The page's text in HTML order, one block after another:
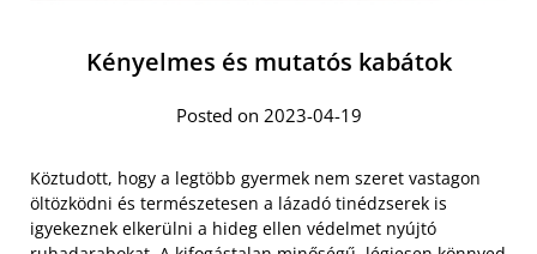
Kényelmes és mutatós kabátok
Posted on 2023-04-19
Köztudott, hogy a legtöbb gyermek nem szeret vastagon
öltözködni és természetesen a lázadó tinédzserek is
igyekeznek elkerülni a hideg ellen védelmet nyújtó